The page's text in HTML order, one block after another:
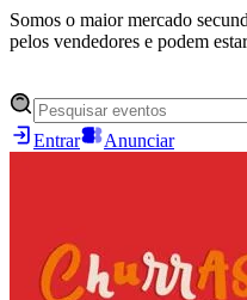
Somos o maior mercado
pelos vendedores e podem
Entrar Anunciar